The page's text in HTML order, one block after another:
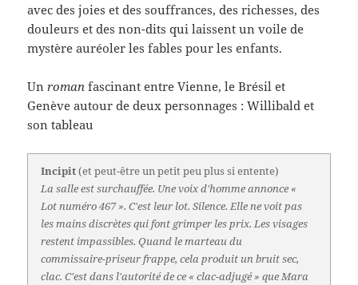
avec des joies et des souffrances, des richesses, des
douleurs et des non-dits qui laissent un voile de
mystère auréoler les fables pour les enfants.
Unroman fascinant entre Vienne, le Brésil et
Genève autour de deux personnages : Willibald et
son tableau
Incipit(et peut-être un petit peu plus si entente)
La salle est surchauffée. Une voix d'homme annonce «
Lot numéro 467 ». C'est leur lot. Silence. Elle ne voit pas
les mains discrètes qui font grimper les prix. Les visages
restent impassibles. Quand le marteau du
commissaire-priseur frappe, cela produit un bruit sec,
clac. C'est dans l'autorité de ce « clac-adjugé » que Mara